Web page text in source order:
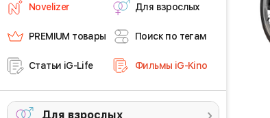
Novelizer Для взрослых
PREMIUM товары Поиск по тегам
Статьи iG-Life Фильмы iG-Kino
Для взрослых